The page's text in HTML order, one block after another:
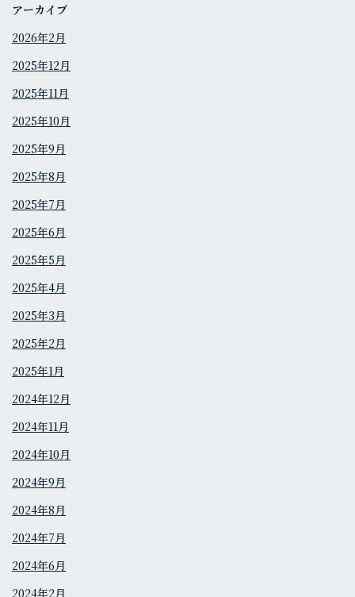
アーカイブ
2026年2月
2025年12月
2025年11月
2025年10月
2025年9月
2025年8月
2025年7月
2025年6月
2025年5月
2025年4月
2025年3月
2025年2月
2025年1月
2024年12月
2024年11月
2024年10月
2024年9月
2024年8月
2024年7月
2024年6月
2024年2月